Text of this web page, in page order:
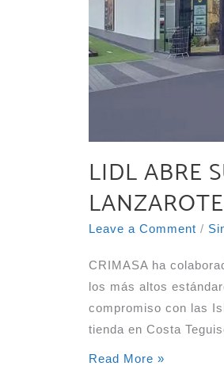
LIDL ABRE
LANZAROTE
Leave a Comment /
CRIMASA ha
los más altos
compromiso con las
tienda en Costa
LIDL
Read More »